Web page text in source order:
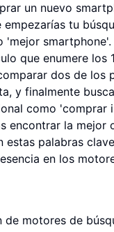
un nuevo
empezarías tu
'mejor
que enumere los
dos de los
y finalmente
como 'comprar
encontrar la
estas palabras
en los